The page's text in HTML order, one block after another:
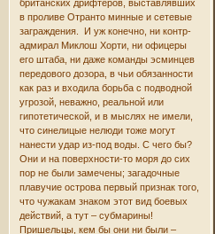
британских дрифтеров, выставлявших
в проливе Отранто минные и сетевые
заграждения. И уж конечно, ни контр-
адмирал Миклош Хорти, ни офицеры
его штаба, ни даже команды эсминцев
передового дозора, в чьи обязанности
как раз и входила борьба с подводной
угрозой, неважно, реальной или
гипотетической, и в мыслях не имели,
что синелицые нелюди тоже могут
нанести удар из-под воды. С чего бы?
Они и на поверхности-то моря до сих
пор не были замечены; загадочные
плавучие острова первый признак того,
что чужакам знаком этот вид боевых
действий, а тут – субмарины!
Пришельцы, кем бы они ни были –